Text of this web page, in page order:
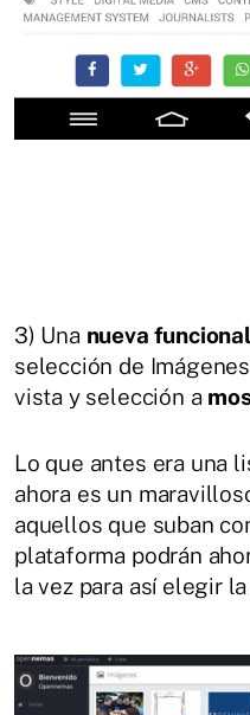
3) Una nueva
selección de
vista y selección a
Lo que antes era una
ahora es un
aquellos que suban
plataforma podrán
la vez para así elegir